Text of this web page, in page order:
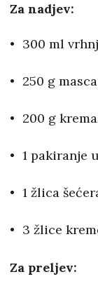
Za nadjev:
300 ml
250 g
200 g
1 pakiranje
1 žlica
3 žlice
Za preljev: